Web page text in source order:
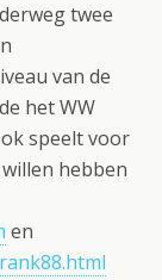
twee
van de
het WW
speelt voor
hebben
en